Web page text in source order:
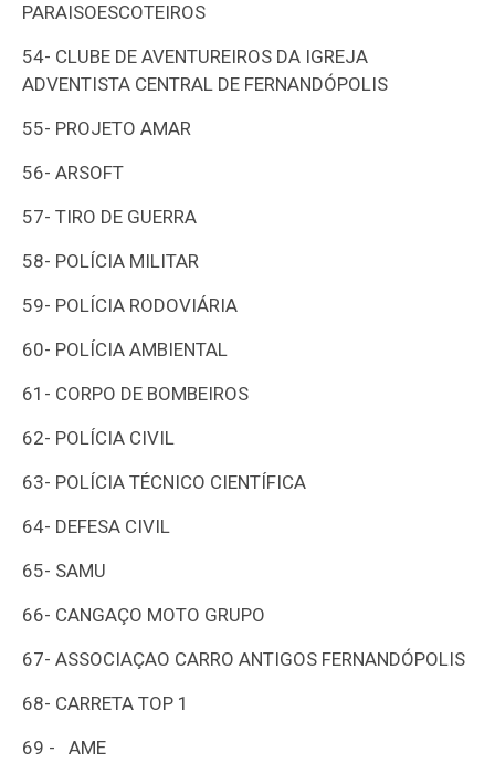
PARAISOESCOTEIROS
54- CLUBE DE AVENTUREIROS DA IGREJA
ADVENTISTA CENTRAL DE FERNANDÓPOLIS
55- PROJETO AMAR
56- ARSOFT
57- TIRO DE GUERRA
58- POLÍCIA MILITAR
59- POLÍCIA RODOVIÁRIA
60- POLÍCIA AMBIENTAL
61- CORPO DE BOMBEIROS
62- POLÍCIA CIVIL
63- POLÍCIA TÉCNICO CIENTÍFICA
64- DEFESA CIVIL
65- SAMU
66- CANGAÇO MOTO GRUPO
67- ASSOCIAÇAO CARRO ANTIGOS FERNANDÓPOLIS
68- CARRETA TOP 1
69 - AME